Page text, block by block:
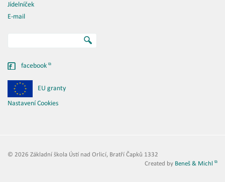
Jídelníček
E-mail
facebook
EU granty
Nastavení Cookies
© 2026 Základní škola Ústí nad Orlicí, Bratří Čapků 1332
Created by Beneš & Michl